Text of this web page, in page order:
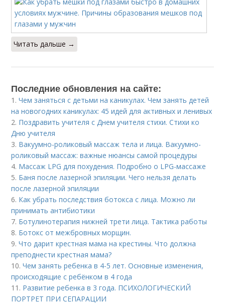
Читать дальше →
Последние обновления на сайте:
1.Чем заняться с детьми на каникулах. Чем занять детей
на новогодних каникулах: 45 идей для активных и ленивых
2. Поздравить учителя с Днем учителя стихи. Стихи ко
Дню учителя
3. Вакуумно-роликовый массаж тела и лица. Вакуумно-
роликовый массаж: важные нюансы самой процедуры
4. Массаж LPG для похудения. Подробно о LPG-массаже
5. Баня после лазерной эпиляции. Чего нельзя делать
после лазерной эпиляции
6. Как убрать последствия ботокса с лица. Можно ли
принимать антибиотики
7. Ботулинотерапия нижней трети лица. Тактика работы
8. Ботокс от межбровных морщин.
9.Что дарит крестная мама на крестины. Что должна
преподнести крестная мама?
10.Чем занять ребенка в 4-5 лет. Основные изменения,
происходящие с ребёнком в 4 года
11. Развитие ребенка в 3 года. ПСИХОЛОГИЧЕСКИЙ
ПОРТРЕТ ПРИ СЕПАРАЦИИ